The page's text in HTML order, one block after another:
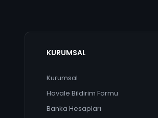
KURUMSAL
Kurumsal
Havale Bildirim Formu
Banka Hesapları